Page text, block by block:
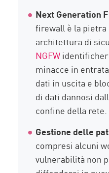
Next Generation
firewall è la
architettura di
NGFW
minacce in
dati in uscita e
di dati dannosi
confine della rete.
Gestione delle
compresi alcuni
vulnerabilità non